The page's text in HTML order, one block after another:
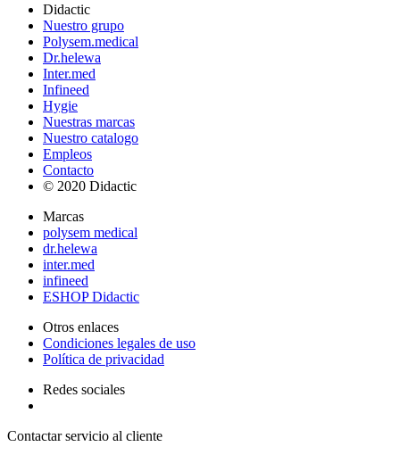
Didactic
Nuestro grupo
Polysem.medical
Dr.helewa
Inter.med
Infineed
Hygie
Nuestras marcas
Nuestro catalogo
Empleos
Contacto
© 2020 Didactic
Marcas
polysem medical
dr.helewa
inter.med
infineed
ESHOP Didactic
Otros enlaces
Condiciones legales de uso
Política de privacidad
Redes sociales
Contactar servicio al cliente